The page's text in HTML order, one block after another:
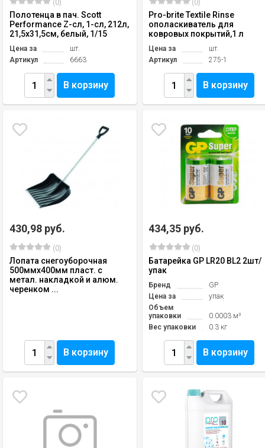
(0)
Полотенца в пач. Scott
Performance Z-сл, 1-сл, 212л,
21,5х31,5см, белый, 1/15
Цена за
шт.
Артикул
6663
В корзину
(0)
Pro-brite Textile Rinse
ополаскиватель для
ковровых покрытий,1 л
Цена за
шт.
Артикул
275-1
В корзину
430,98 руб.
(0)
Лопата снегоуборочная
500ммх400мм пласт. с
метал. накладкой и алюм.
черенком ...
В корзину
434,35 руб.
(0)
Батарейка GP LR20 BL2 2шт/
упак
Бренд
GP
Цена за
упак
Объем
упаковки
0.0003 м³
Вес упаковки
0.3 кг
В корзину